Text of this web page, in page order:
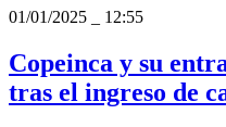
01/01/2025
12:55
Copeinca y su
tras el ingreso de